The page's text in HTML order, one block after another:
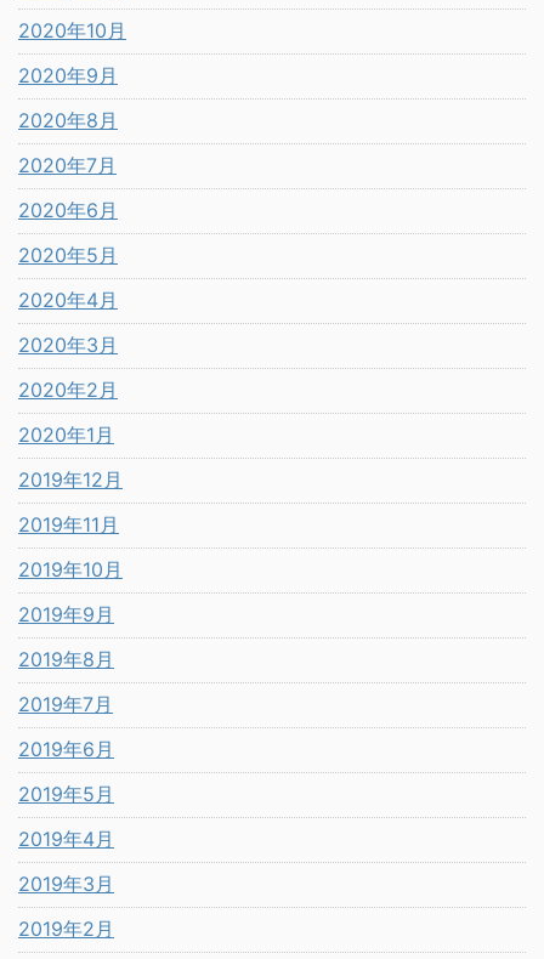
2020年10月
2020年9月
2020年8月
2020年7月
2020年6月
2020年5月
2020年4月
2020年3月
2020年2月
2020年1月
2019年12月
2019年11月
2019年10月
2019年9月
2019年8月
2019年7月
2019年6月
2019年5月
2019年4月
2019年3月
2019年2月